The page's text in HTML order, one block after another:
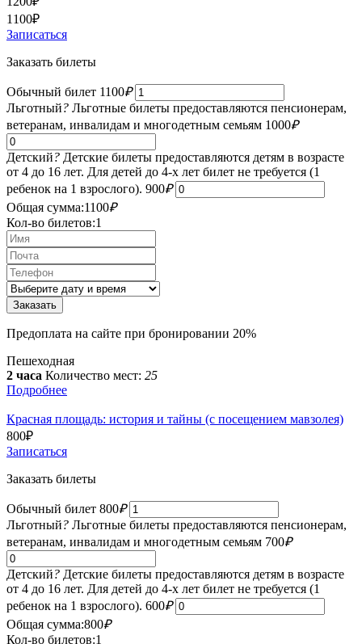
1100₽
Записаться
Заказать билеты
Обычный билет 1100₽
Льготный? Льготные билеты предоставляются пенсионерам,
ветеранам, инвалидам и многодетным семьям 1000₽
Детский? Детские билеты предоставляются детям в возрасте
от 4 до 16 лет. Для детей до 4-х лет билет не требуется (1
ребенок на 1 взрослого). 900₽
Общая сумма:1100₽
Кол-во билетов:1
Предоплата на сайте при бронировании 20%
Пешеходная
2 часа Количество мест: 25
Подробнее
Красная площадь: история и тайны (с посещением мавзолея)
800₽
Записаться
Заказать билеты
Обычный билет 800₽
Льготный? Льготные билеты предоставляются пенсионерам,
ветеранам, инвалидам и многодетным семьям 700₽
Детский? Детские билеты предоставляются детям в возрасте
от 4 до 16 лет. Для детей до 4-х лет билет не требуется (1
ребенок на 1 взрослого). 600₽
Общая сумма:800₽
Кол-во билетов:1